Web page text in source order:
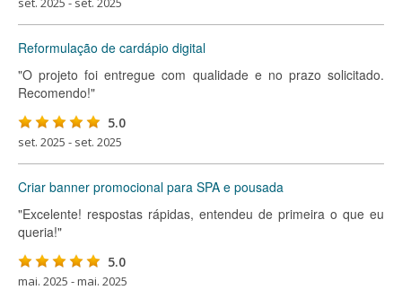
Reformulação de cardápio digital
"O projeto foi entregue com qualidade e no prazo solicitado.
Recomendo!"
5.0
set. 2025 - set. 2025
Criar banner promocional para SPA e pousada
"Excelente! respostas rápidas, entendeu de primeira o que eu
queria!"
5.0
mai. 2025 - mai. 2025